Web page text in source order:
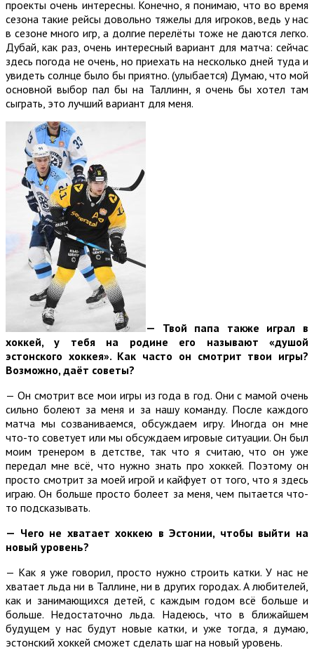
проекты очень интересны. Конечно, я понимаю, что во время
сезона такие рейсы довольно тяжелы для игроков, ведь у нас
в сезоне много игр, а долгие перелёты тоже не даются легко.
Дубай, как раз, очень интересный вариант для матча: сейчас
здесь погода не очень, но приехать на несколько дней туда и
увидеть солнце было бы приятно. (улыбается) Думаю, что мой
основной выбор пал бы на Таллинн, я очень бы хотел там
сыграть, это лучший вариант для меня.
— Твой папа также играл в
хоккей, у тебя на родине его называют «душой
эстонского хоккея». Как часто он смотрит твои игры?
Возможно, даёт советы?
— Он смотрит все мои игры из года в год. Они с мамой очень
сильно болеют за меня и за нашу команду. После каждого
матча мы созваниваемся, обсуждаем игру. Иногда он мне
что-то советует или мы обсуждаем игровые ситуации. Он был
моим тренером в детстве, так что я считаю, что он уже
передал мне всё, что нужно знать про хоккей. Поэтому он
просто смотрит за моей игрой и кайфует от того, что я здесь
играю. Он больше просто болеет за меня, чем пытается что-
то подсказывать.
— Чего не хватает хоккею в Эстонии, чтобы выйти на
новый уровень?
— Как я уже говорил, просто нужно строить катки. У нас не
хватает льда ни в Таллине, ни в других городах. А любителей,
как и занимающихся детей, с каждым годом всё больше и
больше. Недостаточно льда. Надеюсь, что в ближайшем
будущем у нас будут новые катки, и уже тогда, я думаю,
эстонский хоккей сможет сделать шаг на новый уровень.